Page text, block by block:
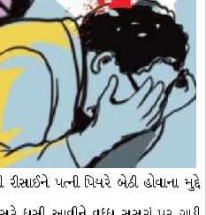
પત્ની પિયરે બેઠી હોવાના મુદ્દે